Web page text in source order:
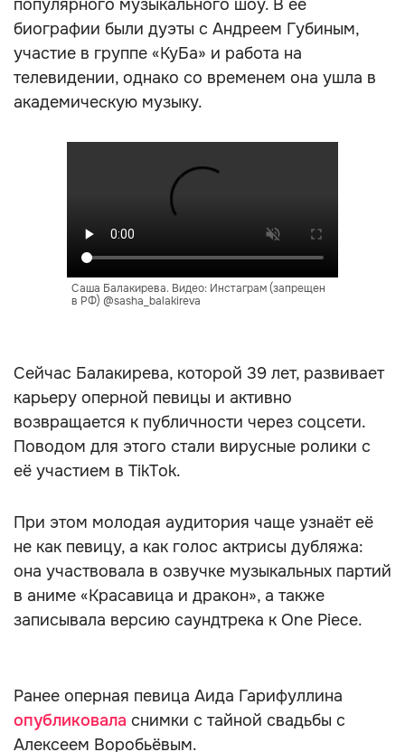
популярного музыкального шоу. В её
биографии были дуэты с Андреем Губиным,
участие в группе «КуБа» и работа на
телевидении, однако со временем она ушла в
академическую музыку.
Саша Балакирева. Видео: Инстаграм (запрещен
в РФ) @sasha_balakireva
Сейчас Балакирева, которой 39 лет, развивает
карьеру оперной певицы и активно
возвращается к публичности через соцсети.
Поводом для этого стали вирусные ролики с
её участием в TikTok.
При этом молодая аудитория чаще узнаёт её
не как певицу, а как голос актрисы дубляжа:
она участвовала в озвучке музыкальных партий
в аниме «Красавица и дракон», а также
записывала версию саундтрека к One Piece.
Ранее оперная певица Аида Гарифуллина
опубликовала снимки с тайной свадьбы с
Алексеем Воробьёвым.